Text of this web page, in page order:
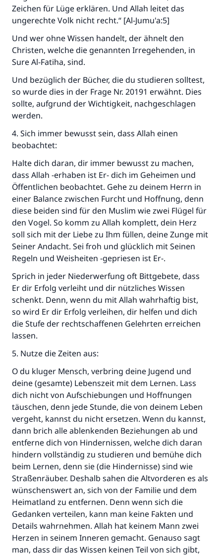
Zeichen für Lüge erklären. Und Allah leitet das
ungerechte Volk nicht recht.“ [Al-Jumu'a:5]
Und wer ohne Wissen handelt, der ähnelt den
Christen, welche die genannten Irregehenden, in
Sure Al-Fatiha, sind.
Und bezüglich der Bücher, die du studieren solltest,
so wurde dies in der Frage Nr. 20191 erwähnt. Dies
sollte, aufgrund der Wichtigkeit, nachgeschlagen
werden.
4. Sich immer bewusst sein, dass Allah einen
beobachtet:
Halte dich daran, dir immer bewusst zu machen,
dass Allah -erhaben ist Er- dich im Geheimen und
Öffentlichen beobachtet. Gehe zu deinem Herrn in
einer Balance zwischen Furcht und Hoffnung, denn
diese beiden sind für den Muslim wie zwei Flügel für
den Vogel. So komm zu Allah komplett, dein Herz
soll sich mit der Liebe zu Ihm füllen, deine Zunge mit
Seiner Andacht. Sei froh und glücklich mit Seinen
Regeln und Weisheiten -gepriesen ist Er-.
Sprich in jeder Niederwerfung oft Bittgebete, dass
Er dir Erfolg verleiht und dir nützliches Wissen
schenkt. Denn, wenn du mit Allah wahrhaftig bist,
so wird Er dir Erfolg verleihen, dir helfen und dich
die Stufe der rechtschaffenen Gelehrten erreichen
lassen.
5. Nutze die Zeiten aus:
O du kluger Mensch, verbring deine Jugend und
deine (gesamte) Lebenszeit mit dem Lernen. Lass
dich nicht von Aufschiebungen und Hoffnungen
täuschen, denn jede Stunde, die von deinem Leben
vergeht, kannst du nicht ersetzen. Wenn du kannst,
dann brich alle ablenkenden Beziehungen ab und
entferne dich von Hindernissen, welche dich daran
hindern vollständig zu studieren und bemühe dich
beim Lernen, denn sie (die Hindernisse) sind wie
Straßenräuber. Deshalb sahen die Altvorderen es als
wünschenswert an, sich von der Familie und dem
Heimatland zu entfernen. Denn wenn sich die
Gedanken verteilen, kann man keine Fakten und
Details wahrnehmen. Allah hat keinem Mann zwei
Herzen in seinem Inneren gemacht. Genauso sagt
man, dass dir das Wissen keinen Teil von sich gibt,